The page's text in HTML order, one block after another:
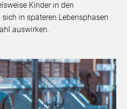
Kinder in den
in späteren Lebensphasen
auswirken.